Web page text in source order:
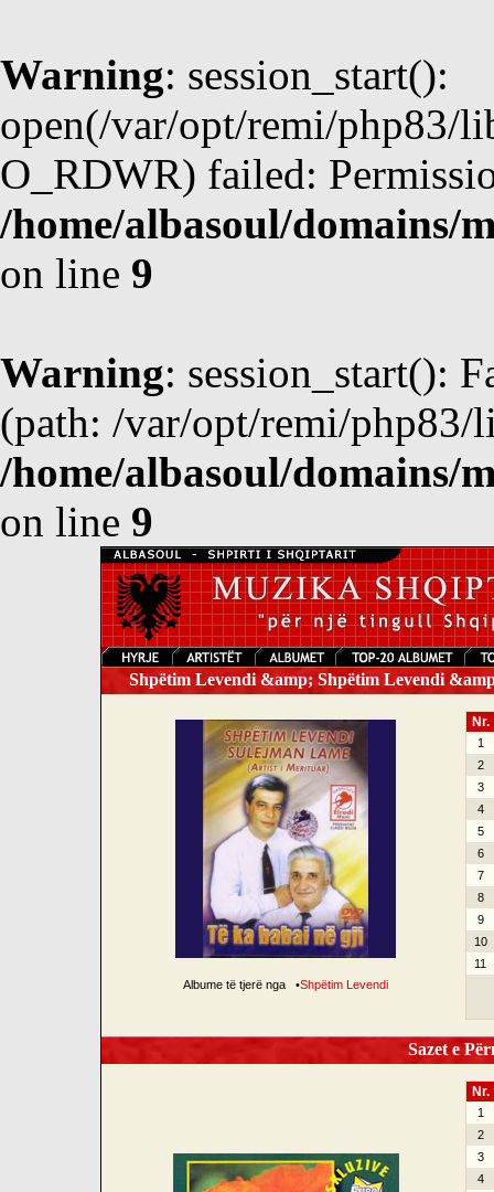
Warning: session_start():
open(/var/opt/remi/php83/
O_RDWR) failed:
/home/albasoul/domains/
on line 9
Warning: session_start():
(path: /var/opt/remi/php83/
/home/albasoul/domains/
on line 9
Shpëtim Levendi &amp; Shpëtim Levendi
Albume të tjerë nga •Shpëtim Levendi
Nr.
1
2
3
4
5
6
7
8
9
10
11
Sazet e
Nr.
1
2
3
4